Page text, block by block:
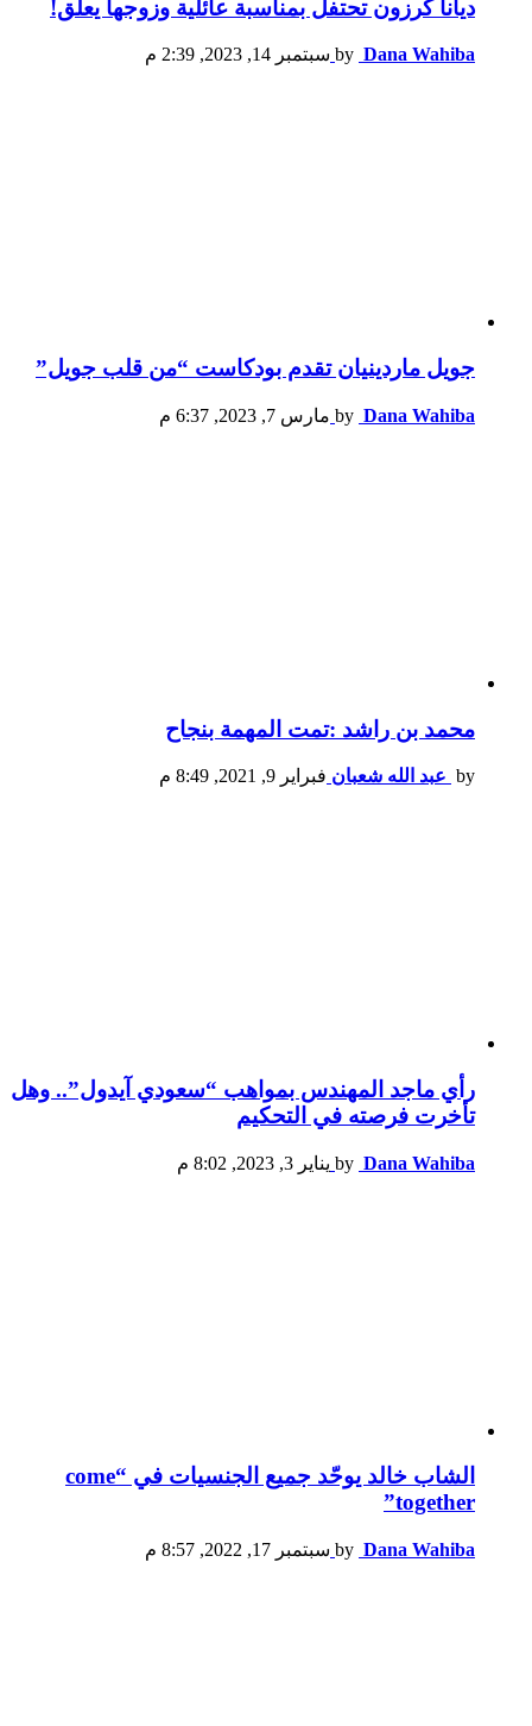
ديانا كرزون تحتفل بمناسبة عائلية وزوجها يعلّق!
by Dana Wahiba سبتمبر 14, 2023, 2:39 م
جويل ماردينيان تقدم بودكاست “من قلب جويل”
by Dana Wahiba مارس 7, 2023, 6:37 م
محمد بن راشد :تمت المهمة بنجاح
by عبد الله شعبان فبراير 9, 2021, 8:49 م
رأي ماجد المهندس بمواهب “سعودي آيدول”.. وهل
تأخرت فرصته في التحكيم
by Dana Wahiba يناير 3, 2023, 8:02 م
الشاب خالد يوحّد جميع الجنسيات في “come
together”
by Dana Wahiba سبتمبر 17, 2022, 8:57 م